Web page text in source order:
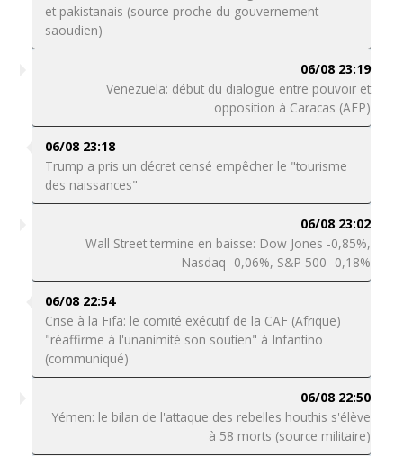
et pakistanais (source proche du gouvernement
saoudien)
06/08 23:19
Venezuela: début du dialogue entre pouvoir et
opposition à Caracas (AFP)
06/08 23:18
Trump a pris un décret censé empêcher le "tourisme
des naissances"
06/08 23:02
Wall Street termine en baisse: Dow Jones -0,85%,
Nasdaq -0,06%, S&P 500 -0,18%
06/08 22:54
Crise à la Fifa: le comité exécutif de la CAF (Afrique)
"réaffirme à l'unanimité son soutien" à Infantino
(communiqué)
06/08 22:50
Yémen: le bilan de l'attaque des rebelles houthis s'élève
à 58 morts (source militaire)